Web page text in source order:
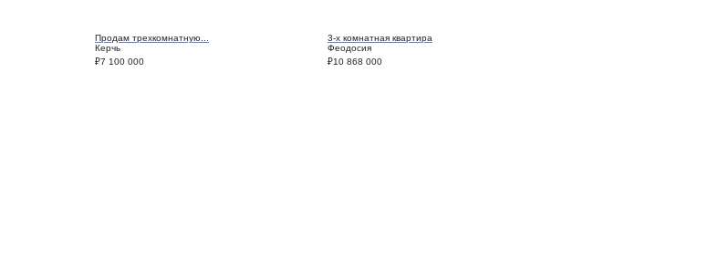
Продам трехкомнатную...
Керчь
₽7 100 000
3-х комнатная квартира
Феодосия
₽10 868 000